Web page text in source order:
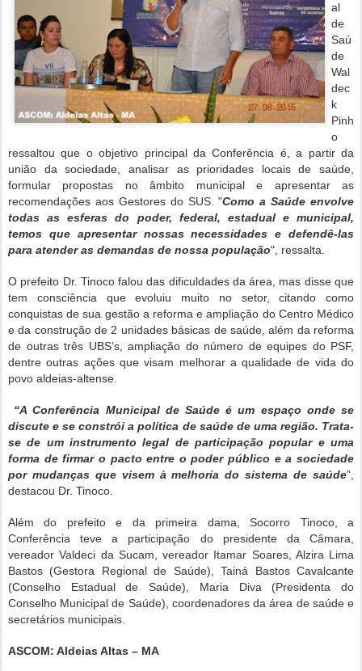
al
de
Saú
de
Wal
dec
k
Pinh
o
ressaltou que o objetivo principal da Conferência é, a partir da
união da sociedade, analisar as prioridades locais de saúde,
formular propostas no âmbito municipal e apresentar as
recomendações aos Gestores do SUS. "Como a Saúde envolve
todas as esferas do poder, federal, estadual e municipal,
temos que apresentar nossas necessidades e defendê-las
para atender as demandas de nossa população", ressalta.
O prefeito Dr. Tinoco falou das dificuldades da área, mas disse que
tem consciência que evoluiu muito no setor, citando como
conquistas de sua gestão a reforma e ampliação do Centro Médico
e da construção de 2 unidades básicas de saúde, além da reforma
de outras três UBS’s, ampliação do número de equipes do PSF,
dentre outras ações que visam melhorar a qualidade de vida do
povo aldeias-altense.
“A Conferência Municipal de Saúde é um espaço onde se
discute e se constrói a política de saúde de uma região. Trata-
se de um instrumento legal de participação popular e uma
forma de firmar o pacto entre o poder público e a sociedade
por mudanças que visem à melhoria do sistema de saúde”,
destacou Dr. Tinoco.
Além do prefeito e da primeira dama, Socorro Tinoco, a
Conferência teve a participação do presidente da Câmara,
vereador Valdeci da Sucam, vereador Itamar Soares, Alzira Lima
Bastos (Gestora Regional de Saúde), Tainá Bastos Cavalcante
(Conselho Estadual de Saúde), Maria Diva (Presidenta do
Conselho Municipal de Saúde), coordenadores da área de saúde e
secretários municipais.
ASCOM: Aldeias Altas – MA